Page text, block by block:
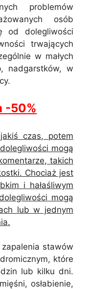
problemów
osób
od dolegliwości
trwających
w małych
nadgarstków, w
-50%
czas, potem
mogą
takich
Chociaż jest
i hałaśliwym
mogą
lub w jednym
stawów
które
lub kilku dni.
osłabienie,